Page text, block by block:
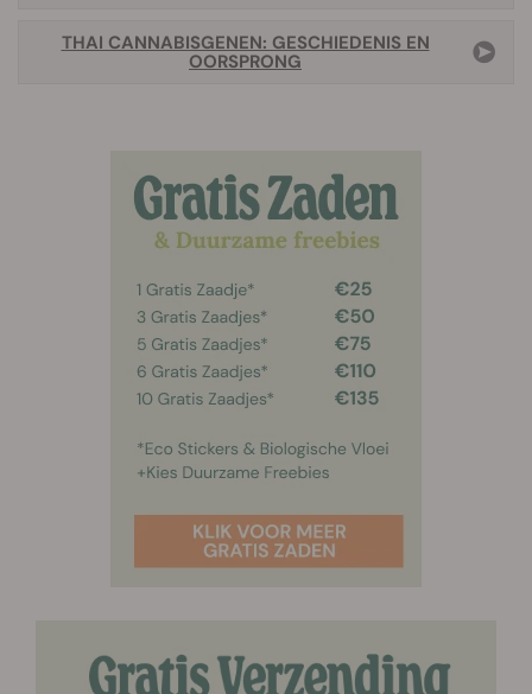
THAI CANNABISGENEN: GESCHIEDENIS EN
OORSPRONG